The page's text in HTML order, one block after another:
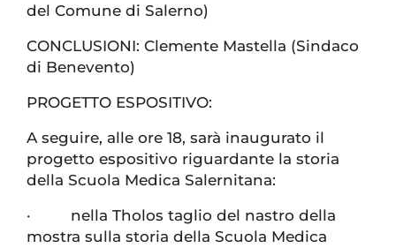
del Comune di Salerno)
CONCLUSIONI: Clemente Mastella (Sindaco
di Benevento)
PROGETTO ESPOSITIVO:
A seguire, alle ore 18, sarà inaugurato il
progetto espositivo riguardante la storia
della Scuola Medica Salernitana:
· nella Tholos taglio del nastro della
mostra sulla storia della Scuola Medica